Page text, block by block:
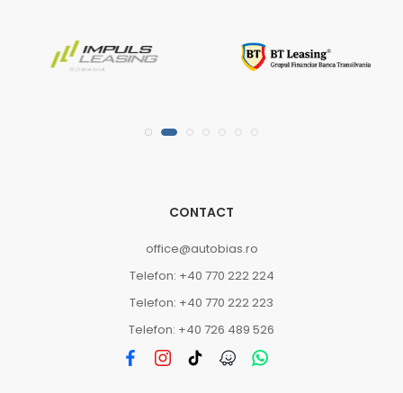
CONTACT
office@autobias.ro
Telefon: +40 770 222 224
Telefon: +40 770 222 223
Telefon: +40 726 489 526